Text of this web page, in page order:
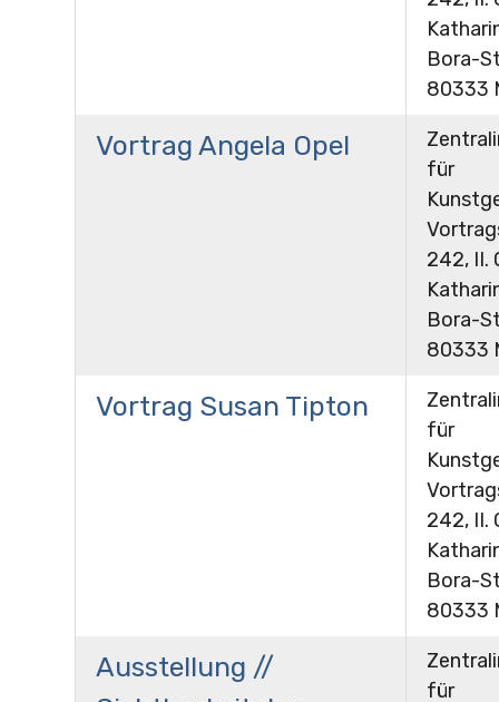
Bora-
80333
Vortrag Angela Opel
für
242, II.
Bora-
80333
Vortrag Susan Tipton
für
242, II.
Bora-
80333
Ausstellung //
für